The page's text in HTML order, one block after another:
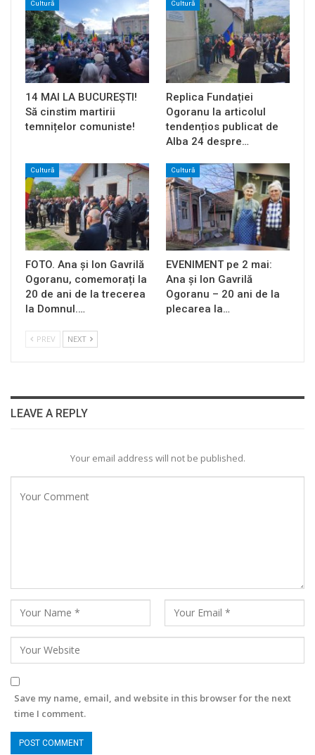
Cultură
14 MAI LA BUCUREȘTI!
Să cinstim martirii
temnițelor comuniste!
Cultură
Replica Fundației
Ogoranu la articolul
tendențios publicat de
Alba 24 despre…
Cultură
FOTO. Ana și Ion Gavrilă
Ogoranu, comemorați la
20 de ani de la trecerea
la Domnul.…
Cultură
EVENIMENT pe 2 mai:
Ana și Ion Gavrilă
Ogoranu – 20 ani de la
plecarea la…
PREV NEXT
LEAVE A REPLY
Your email address will not be published.
Save my name, email, and website in this browser for the next
time I comment.